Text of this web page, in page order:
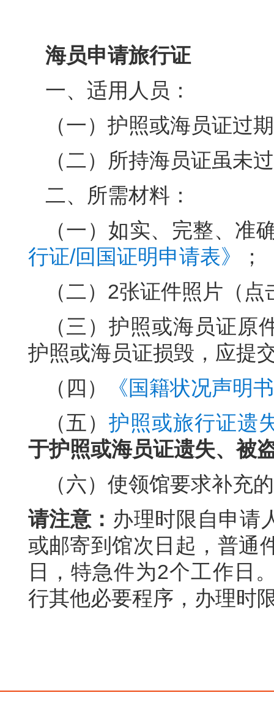
海员申请旅行证
一、适用人员：
（一）护照或海员证过
（二）所持海员证虽未
二、所需材料：
（一）如实、完整、准
行证/回国证明申请表》
；
（二）2张证件照片（点
（三）护照或海员证
护照或海员证损毁，应提
（四）
《国籍状况声明
（五）护照或旅行证遗
于护照或海员证遗失、被
（六）使领馆要求补充
请注意： 办理时限自申请
或邮寄到馆次日起，普通
日，特急件为2个工作日
行其他必要程序，办理时